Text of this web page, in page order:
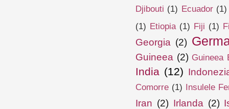
Djibouti (1) Ecuador (1)
(1) Etiopia (1) Fiji (1)
Georgia (2)
Guineea (2) Guineea
India (12)
Comorre (1) Insulele
Iran (2) Irlanda (2)